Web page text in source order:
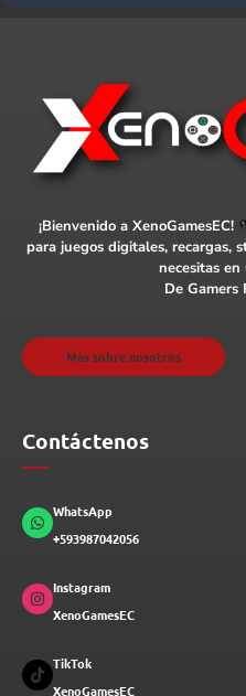
¡Bienvenido a XenoGamesEC!
para juegos digitales, recargas,
necesitas
De Gamers
Más sobre nosotros
Contáctenos
WhatsApp
+593987042056
Instagram
XenoGamesEC
TikTok
XenoGamesEC